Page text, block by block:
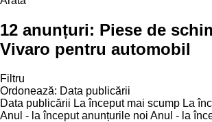
12 anunțuri: Piese de
Vivaro pentru automobil
Filtru
Ordonează: Data publicării
Data publicării La început mai scump La
Anul - la început anunțurile noi Anul - la